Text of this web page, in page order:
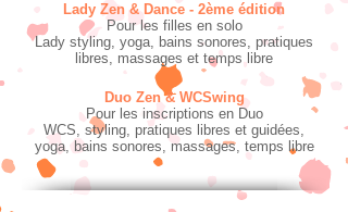
Lady Zen & Dance - 2ème édition
Pour les filles en solo
Lady styling, yoga, bains sonores, pratiques
libres, massages et temps libre
Duo Zen & WCSwing
Pour les inscriptions en Duo
WCS, styling, pratiques libres et guidées,
yoga, bains sonores, massages, temps libre